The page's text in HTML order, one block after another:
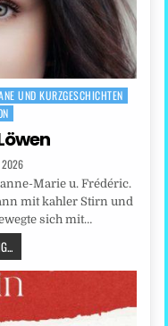
UND KURZGESCHICHTEN
2026
Marie u. Frédéric.
mit kahler Stirn und
sich mit…